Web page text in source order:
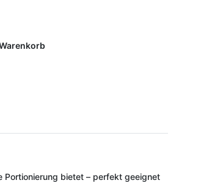
Portionierung bietet – perfekt geeignet